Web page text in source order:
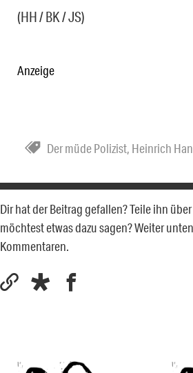
(HH / BK / JS)
Anzeige
Der müde Polizist, Heinrich
Dir hat der Beitrag gefallen? Teile ihn
möchtest etwas dazu sagen? Weiter
Kommentaren.